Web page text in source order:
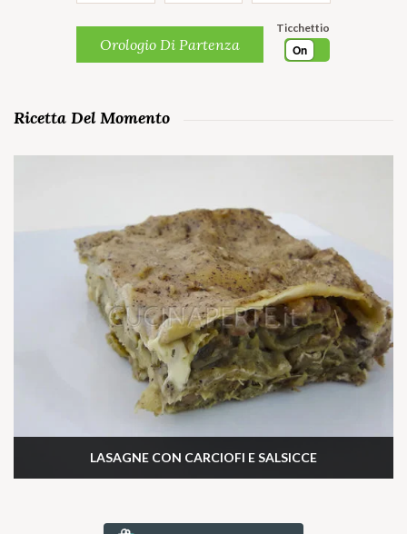
Orologio Di Partenza
Ticchettio
On
Ricetta Del Momento
LASAGNE CON CARCIOFI E SALSICCE